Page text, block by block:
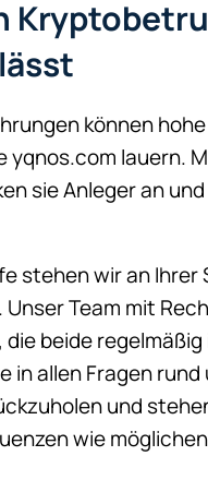
können
yqnos.com lauern.
sie Anleger an
stehen wir an Ihrer
Team mit
beide
allen Fragen
und
wie